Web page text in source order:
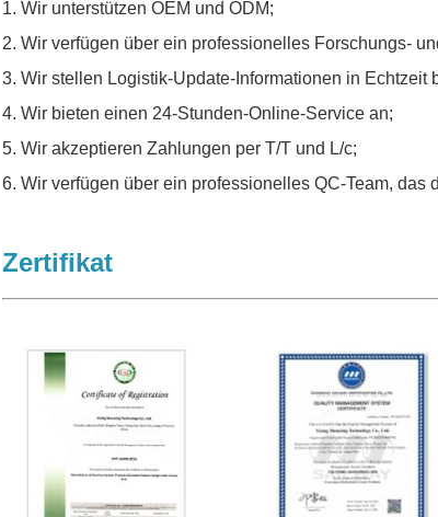
1. Wir unterstützen OEM und ODM;
2. Wir verfügen über ein professionelles Forschungs-
3. Wir stellen Logistik-Update-Informationen in Echtzeit
4. Wir bieten einen 24-Stunden-Online-Service an;
5. Wir akzeptieren Zahlungen per T/T und L/c;
6. Wir verfügen über ein professionelles QC-Team, das
Zertifikat